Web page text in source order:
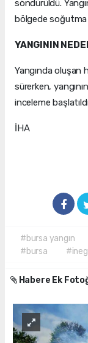
söndürüldü.
bölgede soğutma
YANGININ
Yangında oluşan
sürerken,
inceleme
İHA
#bursa yangın
#bursa
Habere Ek